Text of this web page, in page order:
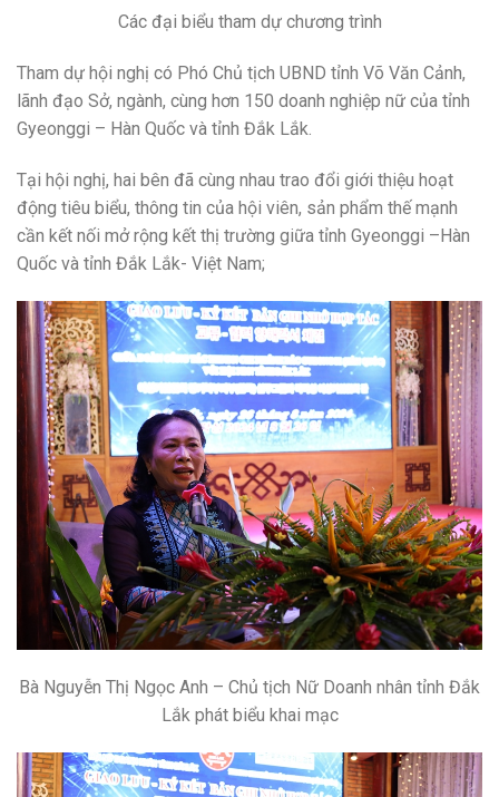
Các đại biểu tham dự chương trình
Tham dự hội nghị có Phó Chủ tịch UBND tỉnh Võ Văn Cảnh,
lãnh đạo Sở, ngành, cùng hơn 150 doanh nghiệp nữ của tỉnh
Gyeonggi – Hàn Quốc và tỉnh Đắk Lắk.
Tại hội nghị, hai bên đã cùng nhau trao đổi giới thiệu hoạt
động tiêu biểu, thông tin của hội viên, sản phẩm thế mạnh
cần kết nối mở rộng kết thị trường giữa tỉnh Gyeonggi –Hàn
Quốc và tỉnh Đắk Lắk- Việt Nam;
Bà Nguyễn Thị Ngọc Anh – Chủ tịch Nữ Doanh nhân tỉnh Đắk
Lắk phát biểu khai mạc